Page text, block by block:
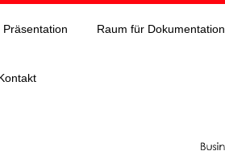
Präsentation Raum für Dokumentation